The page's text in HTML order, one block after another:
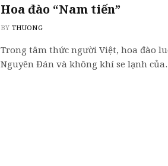
Hoa đào “Nam tiến”
BY THUONG
Trong tâm thức người Việt, hoa đào
Nguyên Đán và không khí se lạnh